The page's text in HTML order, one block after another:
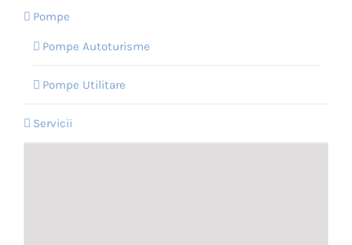
Pompe
Pompe Autoturisme
Pompe Utilitare
Servicii